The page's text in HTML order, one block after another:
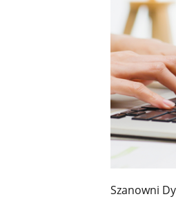
Szanowni